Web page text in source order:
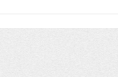
授業備品
NO.309（